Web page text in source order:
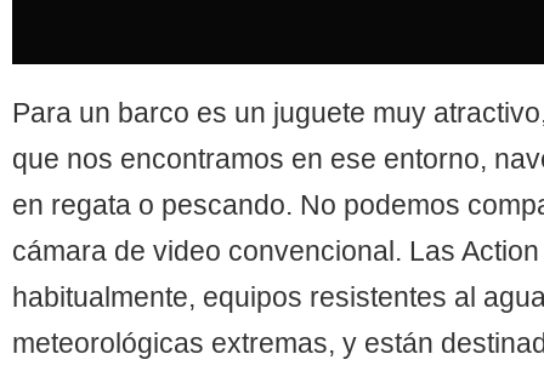
Para un barco es un juguete muy
que nos encontramos en ese entorno,
en regata o pescando. No podemos
cámara de video convencional. Las
habitualmente, equipos resistentes al
meteorológicas extremas, y están